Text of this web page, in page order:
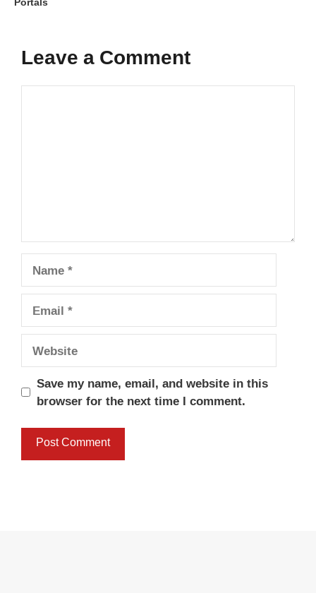
Portals
Leave a Comment
Comment
Name
Email
Website
Save my name, email, and website in this
browser for the next time I comment.